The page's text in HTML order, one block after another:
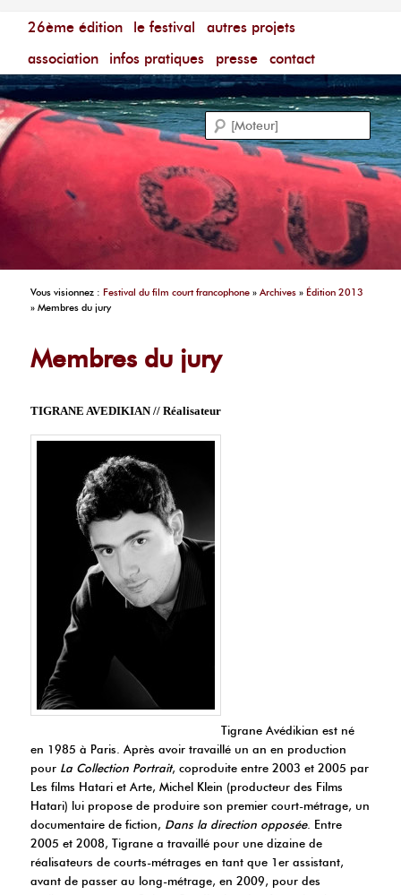
Menu principal
aller au contenu principal
aller au contenu secondaire
26ème édition le festival
autres projets
association
infos pratiques presse contact
Festival du Film Court Francophone – [Un poing c'est
Vous visionnez :Festival du film court francophone »Archives »Édition 2013
»Membres du jury
Membres du jury
TIGRANE AVEDIKIAN // Réalisateur
Tigrane Avédikian est né
en 1985 à Paris. Après avoir travaillé un an en production
pour La Collection Portrait, coproduite entre 2003 et 2005 par
Les films Hatari et Arte, Michel Klein (producteur des Films
Hatari) lui propose de produire son premier court-métrage, un
documentaire de fiction, Dans la direction opposée. Entre
2005 et 2008, Tigrane a travaillé pour une dizaine de
réalisateurs de courts-métrages en tant que 1er assistant,
avant de passer au long-métrage, en 2009, pour des